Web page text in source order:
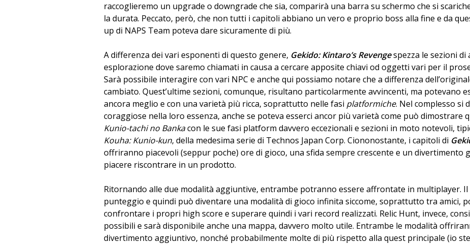
raccoglieremo un upgrade o downgrade che sia, comparirà una barra su schermo che si
la durata. Peccato, però, che non tutti i capitoli abbiano un vero e proprio boss alla fine e da
up di NAPS Team poteva dare sicuramente di più.
A differenza dei vari esponenti di questo genere, Gekido: Kintaro’s Revengespezza le sezioni di
esplorazione dove saremo chiamati in causa a cercare apposite chiavi od oggetti vari per il
Sarà possibile interagire con vari NPC e anche qui possiamo notare che a differenza
cambiato. Quest’ultime sezioni, comunque, risultano particolarmente avvincenti, ma potevano
ancora meglio e con una varietà più ricca, soprattutto nelle fasi platformiche. Nel complesso si
coraggiose nella loro essenza, anche se poteva esserci ancor più varietà come può dimostrare
Kunio-tachi no Bankacon le sue fasi platform davvero eccezionali e sezioni in moto notevoli,
Kouha: Kunio-kun, della medesima serie di Technos Japan Corp. Ciononostante, i capitoli di
offriranno piacevoli (seppur poche) ore di gioco, una sfida sempre crescente e un divertimento
piacere riscontrare in un prodotto.
Ritornando alle due modalità aggiuntive, entrambe potranno essere affrontate in multiplayer. Il
punteggio e quindi può diventare una modalità di gioco infinita siccome, soprattutto tra amici,
confrontare i propri high score e superare quindi i vari record realizzati. Relic Hunt, invece,
possibili e sarà disponibile anche una mappa, davvero molto utile. Entrambe le modalità
divertimento aggiuntivo, nonché probabilmente molte di più rispetto alla quest principale (io